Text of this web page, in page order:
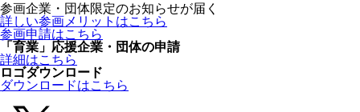
参画企業・団体限定のお知らせが届く
詳しい参画メリットはこちら
参画申請はこちら
「育業」応援企業・団体の申請
詳細はこちら
ロゴダウンロード
ダウンロードはこちら